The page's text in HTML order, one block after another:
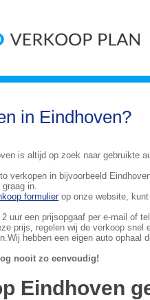
in Eindhoven?
is altijd op zoek naar gebruikte
verkopen in bijvoorbeeld
graag in.
formulierop onze website,
uur een prijsopgaaf per e-mail of
prijs, regelen wij de verkoop snel
hebben een eigen auto ophaal
nooit zo eenvoudig!
Eindhoven